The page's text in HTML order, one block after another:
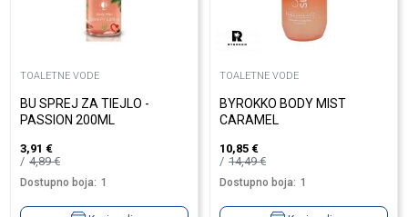
TOALETNE VODE
BU SPREJ ZA TIEJLO -
PASSION 200ML
3,91 €
4,89€
Dostupno boja: 1
TOALETNE VODE
BYROKKO BODY MIST
CARAMEL
10,85 €
14,49€
Dostupno boja: 1